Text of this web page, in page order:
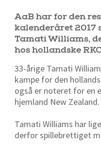
AaB har for den
kalenderåret 2017
Tamati Williams,
hos hollandske
33-årige Tamati
kampe for den
også er noteret for en
hjemland New Zealand.
Tamati Williams har
derfor spillebrettiget